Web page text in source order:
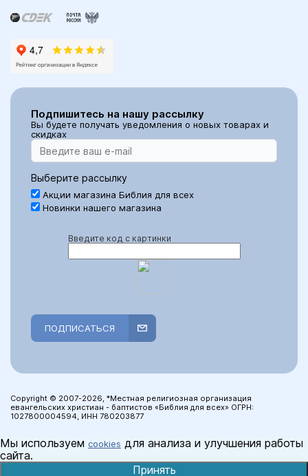
Подпишитесь на нашу рассылку
Вы будете получать уведомления о новых товарах и
скидках
Выберите рассылку
Акции магазина Библия для всех
Новинки нашего магазина
Введите код с картинки
ПОДПИСАТЬСЯ
Copyright © 2007-2026, *Местная религиозная организация
евангельских христиан - баптистов «Библия для всех» ОГРН:
1027800004594, ИНН 780203877
Мы используем cookies для анализа и улучшения работы
сайта.
Принять